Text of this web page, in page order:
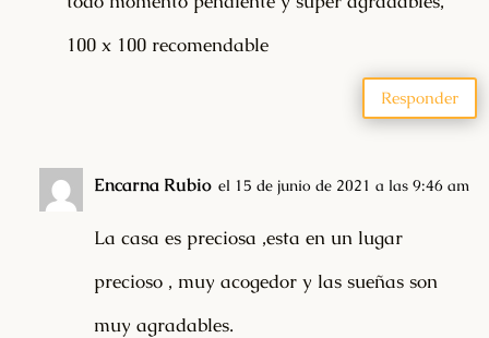
100 x 100 recomendable
Responder
Encarna Rubio el 15 de junio de 2021 a las 9:46 am
La casa es preciosa ,esta en un lugar
precioso , muy acogedor y las sueñas son
muy agradables.